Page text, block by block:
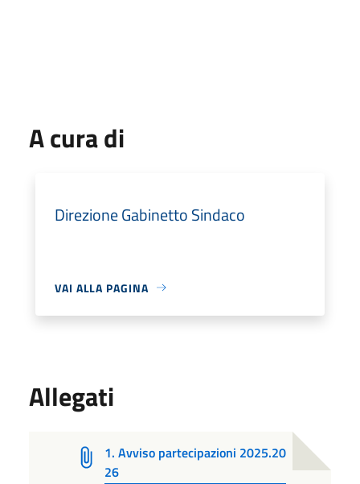
A cura di
Direzione Gabinetto Sindaco
VAI ALLA PAGINA
Allegati
1. Avviso partecipazioni 2025.20
26